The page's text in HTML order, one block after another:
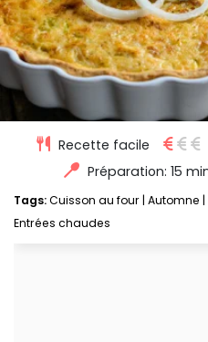
Recette facile
Préparation: 15
Tags:Cuisson au four Automne
Entrées chaudes